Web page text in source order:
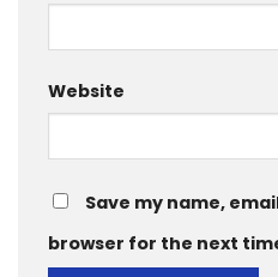
Website
Save my name,
browser for the next